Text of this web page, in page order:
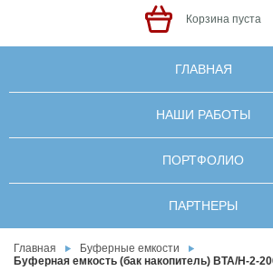
Корзина пуста
ГЛАВНАЯ
НАШИ РАБОТЫ
ПОРТФОЛИО
ПАРТНЕРЫ
Главная
Буферные емкости
Буферная емкость (бак накопитель) ВТА/Н-2-